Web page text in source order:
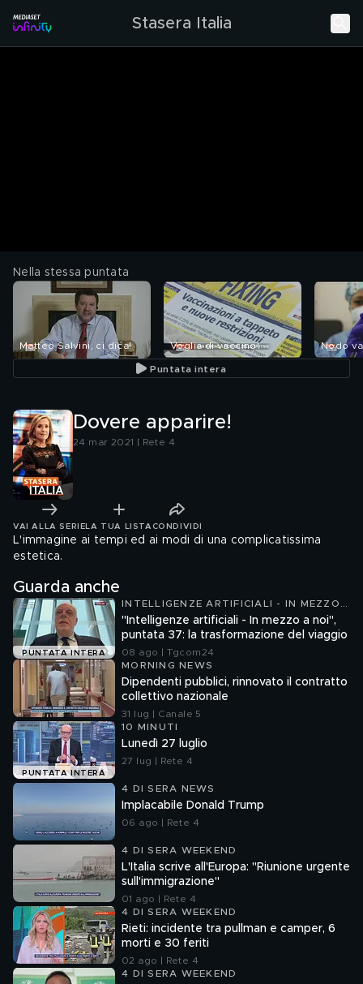
Stasera Italia
Nella stessa puntata
Matteo Salvini, ci dica! Voglia di vaccino! Nodo
Puntata intera
Dovere apparire!
24 mar 2021 | Rete 4
VAI ALLA SERIE LA TUA LISTA CONDIVIDI
L'immagine ai tempi ed ai modi di una complicatissima
estetica.
Guarda anche
PUNTATA INTERA
INTELLIGENZE ARTIFICIALI - IN MEZZO
A NOI
"Intelligenze artificiali - In mezzo a noi",
puntata 37: la trasformazione del viaggio
08 ago | Tgcom24
MORNING NEWS
Dipendenti pubblici, rinnovato il contratto
collettivo nazionale
31 lug | Canale 5
PUNTATA INTERA
10 MINUTI
Lunedì 27 luglio
27 lug | Rete 4
4 DI SERA NEWS
Implacabile Donald Trump
06 ago | Rete 4
4 DI SERA WEEKEND
L'Italia scrive all'Europa: "Riunione urgente
sull'immigrazione"
01 ago | Rete 4
4 DI SERA WEEKEND
Rieti: incidente tra pullman e camper, 6
morti e 30 feriti
02 ago | Rete 4
4 DI SERA WEEKEND